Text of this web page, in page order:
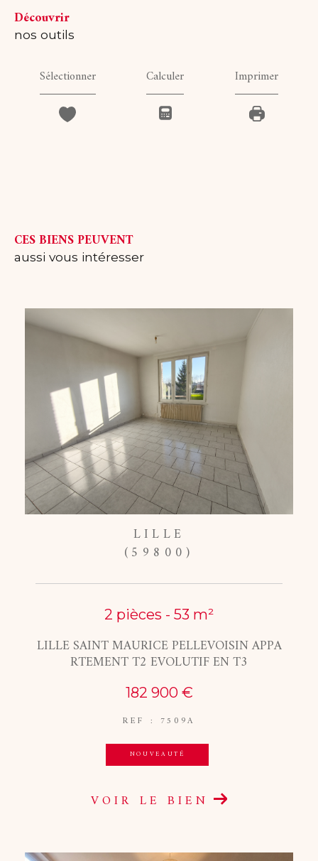
découvrir
nos outils
Sélectionner Calculer Imprimer
CES BIENS PEUVENT
aussi vous intéresser
LILLE
(59800)
2 pièces - 53 m²
LILLE SAINT MAURICE PELLEVOISIN APPA
RTEMENT T2 EVOLUTIF EN T3
182 900 €
REF : 7509A
NOUVEAUTÉ
VOIR LE BIEN